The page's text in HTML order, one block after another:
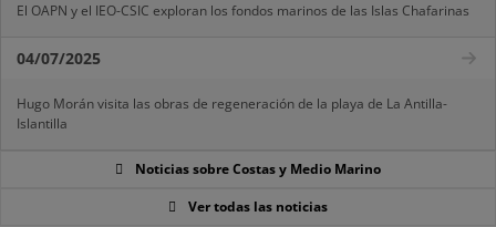
El OAPN y el IEO-CSIC exploran los fondos marinos de las Islas Chafarinas
04/07/2025
Hugo Morán visita las obras de regeneración de la playa de La Antilla-
Islantilla
Noticias sobre Costas y Medio Marino
Ver todas las noticias